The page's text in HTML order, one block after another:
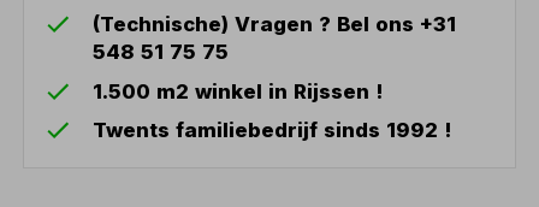
(Technische) Vragen ? Bel ons +31
548 51 75 75
1.500 m2 winkel in Rijssen !
Twents familiebedrijf sinds 1992 !